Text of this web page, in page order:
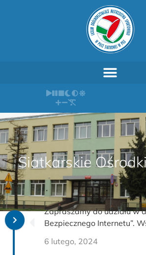
Siatkarskie
Zapraszamy do udziału w
Bezpiecznego Internetu”.
6 lutego, 2024